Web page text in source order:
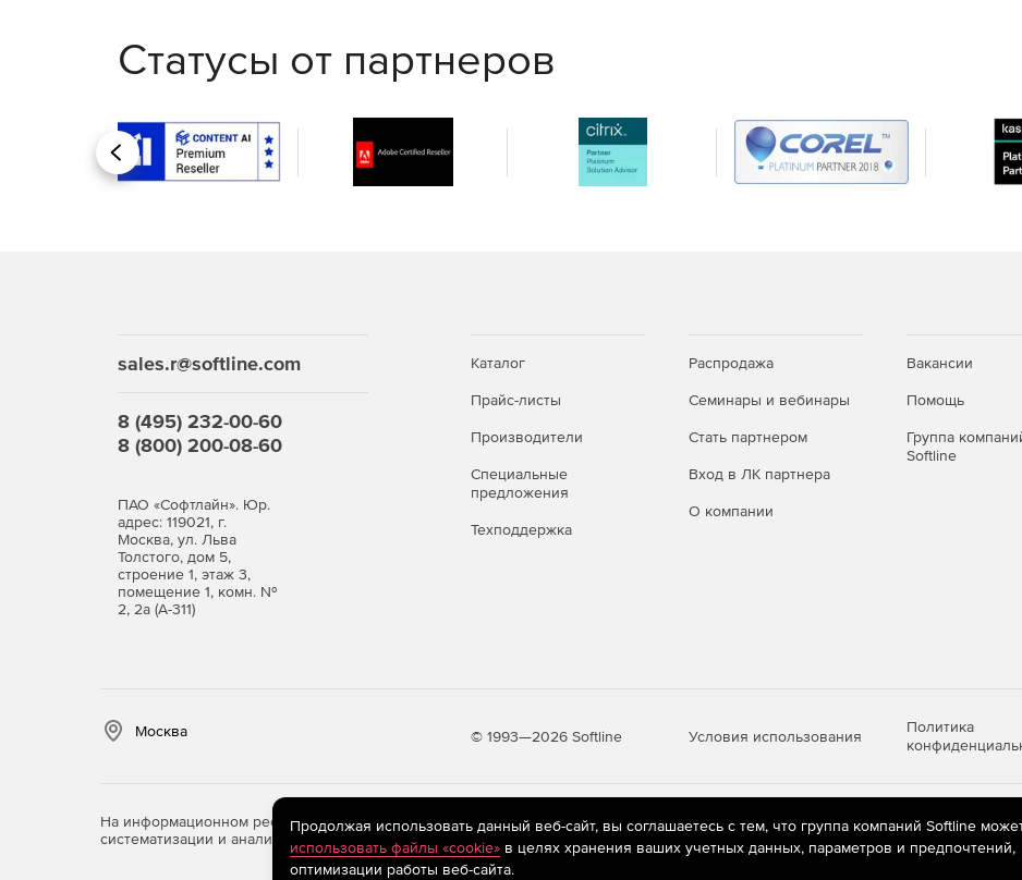
Статусы от партнеров
Назад
sales.r@softline.com
8 (495) 232-00-60
8 (800) 200-08-60
ПАО «Софтлайн». Юр.
адрес: 119021, г.
Москва, ул. Льва
Толстого, дом 5,
строение 1, этаж 3,
помещение 1, комн. №
2, 2а (А-311)
Каталог
Прайс-листы
Производители
Специальные
предложения
Техподдержка
Распродажа
Семинары и вебинары
Стать партнером
Вход в ЛК партнера
О компании
Вакансии
Помощь
Группа
Softline
Москва © 1993—2026 Softline Условия использования
Политика
На информационном ресурсе store.softline.ru применяютсярекомендательные технологии(информационные технологии
систематизации и анализа сведений, относящихся к предпочтениям пользователей сети «Интернет», находящихся на
Продолжая использовать данный веб-сайт, вы соглашаетесь с тем, что группа компаний Softline
использовать файлы «cookie»в целях хранения ваших учетных данных, параметров и предпочтений,
оптимизации работы веб-сайта.